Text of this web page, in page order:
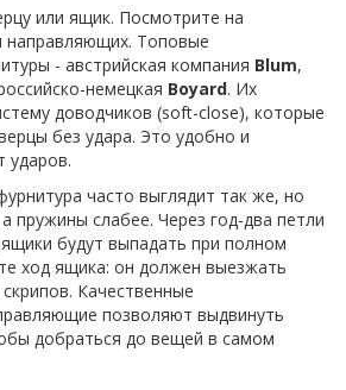
или ящик. Посмотрите на
направляющих. Топовые
- австрийская компания Blum,
немецкая Boyard. Их
доводчиков (soft-close), которые
без удара. Это удобно и
ударов.
часто выглядит так же, но
пружины слабее. Через год-два петли
будут выпадать при полном
ход ящика: он должен выезжать
Качественные
позволяют выдвинуть
добраться до вещей в самом